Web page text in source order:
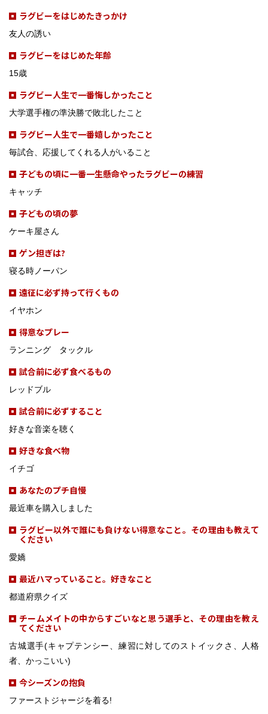
ラグビーをはじめたきっかけ
友人の誘い
ラグビーをはじめた年齢
15歳
ラグビー人生で一番悔しかったこと
大学選手権の準決勝で敗北したこと
ラグビー人生で一番嬉しかったこと
毎試合、応援してくれる人がいること
子どもの頃に一番一生懸命やったラグビーの練習
キャッチ
子どもの頃の夢
ケーキ屋さん
ゲン担ぎは?
寝る時ノーパン
遠征に必ず持って行くもの
イヤホン
得意なプレー
ランニング タックル
試合前に必ず食べるもの
レッドブル
試合前に必ずすること
好きな音楽を聴く
好きな食べ物
イチゴ
あなたのプチ自慢
最近車を購入しました
ラグビー以外で誰にも負けない得意なこと。その理由も教えて
ください
愛嬌
最近ハマっていること。好きなこと
都道府県クイズ
チームメイトの中からすごいなと思う選手と、その理由を教え
てください
古城選手(キャプテンシー、練習に対してのストイックさ、人格
者、かっこいい)
今シーズンの抱負
ファーストジャージを着る!